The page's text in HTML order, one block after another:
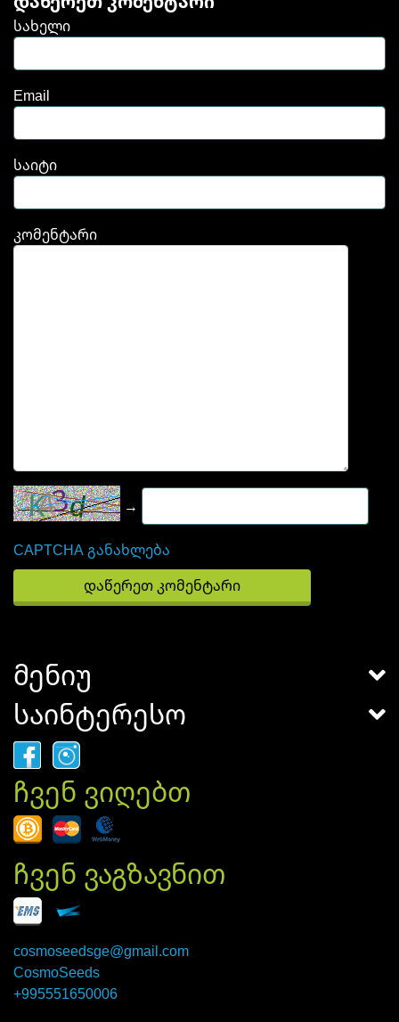
სახელი
Email
საიტი
კომენტარი
→
CAPTCHA განახლება
მენიუ
საინტერესო
ჩვენ ვიღებთ
ჩვენ ვაგზავნით
cosmoseedsge@gmail.com
CosmoSeeds
+995551650006